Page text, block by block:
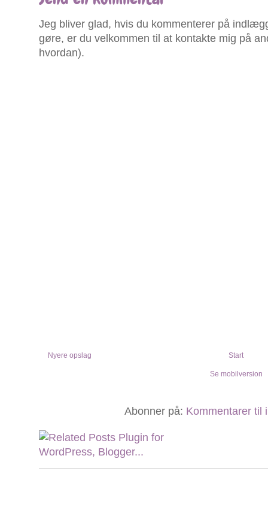
Jeg bliver glad, hvis du kommenterer på
gøre, er du velkommen til at kontakte mig på
hvordan).
Nyere opslag Start
Se mobilversion
Abonner på: Kommentarer til